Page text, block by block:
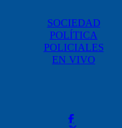
SOCIEDAD
POLÍTICA
POLICIALES
EN VIVO